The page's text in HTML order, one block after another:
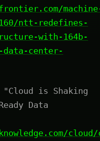
ntt-redefines-
with-164b-
center-
"Cloud is Shaking
Data